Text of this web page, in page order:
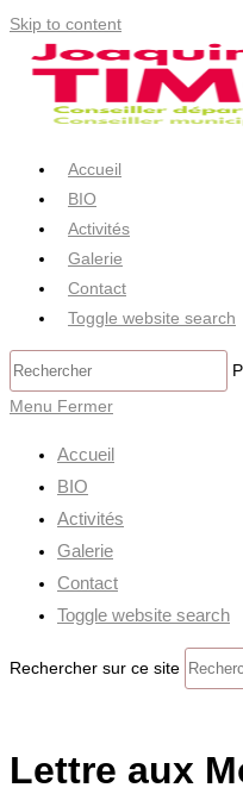
Skip to content
Accueil
BIO
Activités
Galerie
Contact
Toggle website search
Menu Fermer
Accueil
BIO
Activités
Galerie
Contact
Toggle website search
Rechercher sur ce site
Lettre aux